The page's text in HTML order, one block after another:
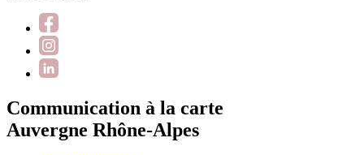
Communication à la carte
Auvergne Rhône-Alpes